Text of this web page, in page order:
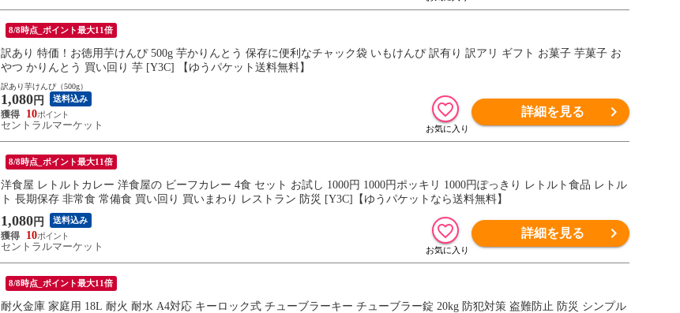
8/8時点_ポイント最大11倍
訳あり 特価！お徳用芋けんぴ 500g 芋かりんとう 保存に便利なチャック袋 いもけんぴ 訳有り 訳アリ ギフト お菓子 芋菓子 お
やつ かりんとう 買い回り 芋 [Y3C] 【ゆうパケット送料無料】
訳あり芋けんぴ（500g）
1,080 円 送料込み
10
セントラルマーケット
詳細を見る
8/8時点_ポイント最大11倍
洋食屋 レトルトカレー 洋食屋の ビーフカレー 4食 セット お試し 1000円 1000円ポッキリ 1000円ぽっきり レトルト食品 レトル
ト 長期保存 非常食 常備食 買い回り 買いまわり レストラン 防災 [Y3C]【ゆうパケットなら送料無料】
1,080 円 送料込み
10
セントラルマーケット
詳細を見る
8/8時点_ポイント最大11倍
耐火金庫 家庭用 18L 耐火 耐水 A4対応 キーロック式 チューブラーキー チューブラー錠 20kg 防犯対策 盗難防止 防災 シンプル